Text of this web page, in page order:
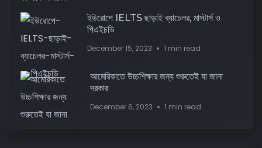
ইউরোপে IELTS ছাড়াই ব্যাচেলর, মাস্টার্স ও
পিএইচডি
December 15, 2023 1 min read
আমেরিকাতে উচ্চশিক্ষার জন্য শুরুতেই যা জানা
দরকার
December 6, 2023 1 min read